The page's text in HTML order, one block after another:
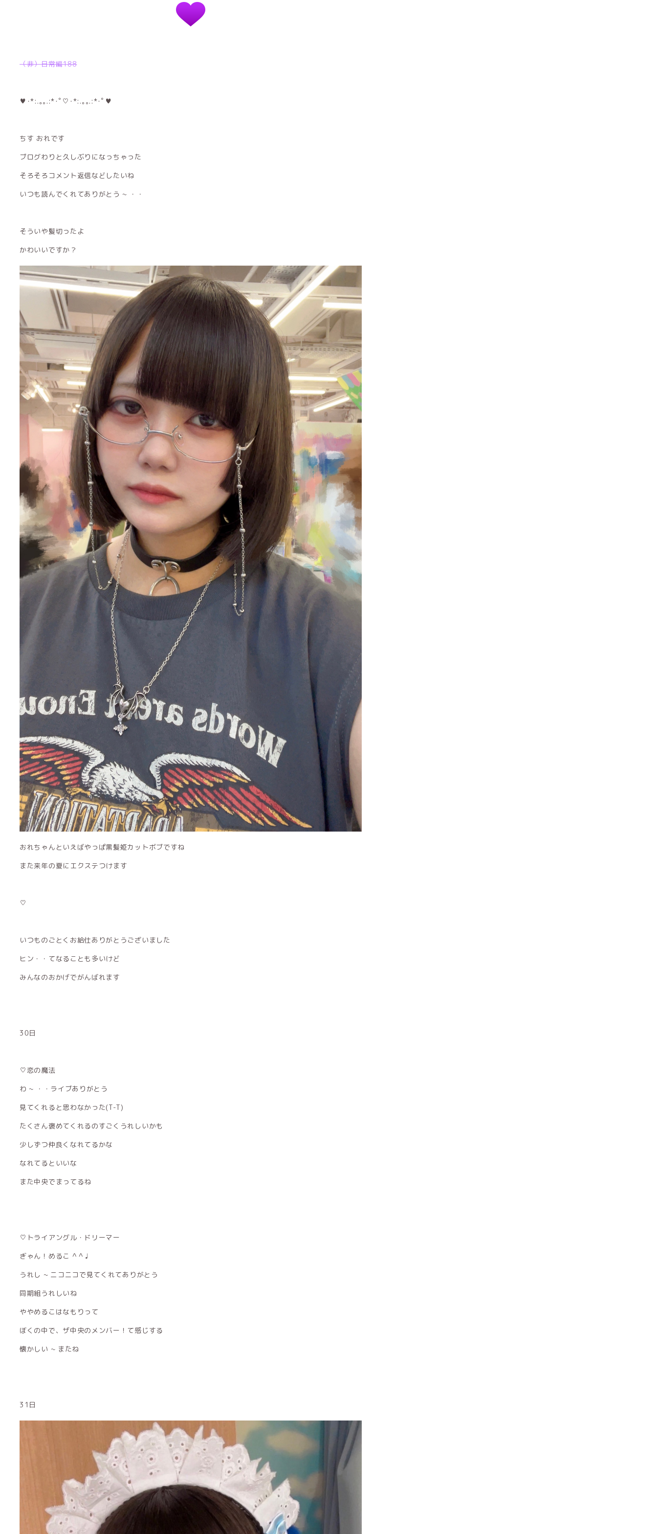
（非）日常編188
♥･*:.｡｡.:*･ﾟ♡･*:.｡｡.:*･ﾟ♥
ちす おれです
ブログわりと久しぶりになっちゃった
そろそろコメント返信などしたいね
いつも読んでくれてありがとう ~ ・・
そういや髪切ったよ
かわいいですか？
おれちゃんといえばやっぱ黒髪姫カットボブですね
また来年の夏にエクステつけます
♡
いつものごとくお給仕ありがとうございました
ヒン・・てなることも多いけど
みんなのおかげでがんばれます
30日
♡恋の魔法
わ ~ ・・ライブありがとう
見てくれると思わなかった(T-T)
たくさん褒めてくれるのすごくうれしいかも
少しずつ仲良くなれてるかな
なれてるといいな
また中央でまってるね
♡トライアングル・ドリーマー
ぎゃん！めるこ ^ ^ ♩
うれし ~ ニコニコで見てくれてありがとう
同期組うれしいね
ややめるこはなもりって
ぼくの中で、ザ中央のメンバー！て感じする
懐かしい ~ またね
31日